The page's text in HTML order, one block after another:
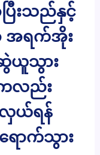
ြီးသည်နှင့်
အရက်အိုး
ယူသွား
လည်း
လှယ်ရန်
ာက်သွား